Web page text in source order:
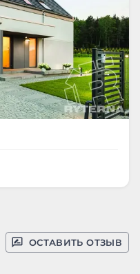
ОСТАВИТЬ ОТЗЫВ